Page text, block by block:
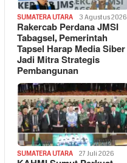
SUMATERA UTARA 3 Agustus 2026
Rakercab Perdana JMSI
Tabagsel, Pemerintah
Tapsel Harap Media Siber
Jadi Mitra Strategis
Pembangunan
SUMATERA UTARA 27 Juli 2026